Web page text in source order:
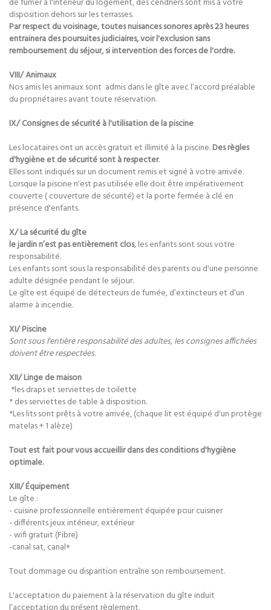
disposition dehors sur les terrasses.
Par respect du voisinage, toutes nuisances sonores après 23 heures
entrainera des poursuites judiciaires, voir l'exclusion sans
remboursement du séjour, si intervention des forces de l'ordre.
VIII/ Animaux
Nos amis les animaux sont admis dans le gîte avec l’accord préalable
du propriétaires avant toute réservation.
IX/ Consignes de sécurité à l'utilisation de la piscine
Les locataires ont un accès gratuit et illimité à la piscine.Des règles
d'hygiène et de sécurité sont à respecter.
Elles sont indiqués sur un document remis et signé à votre arrivée.
Lorsque la piscine n'est pas utilisée elle doit être impérativement
couverte ( couverture de sécurité) et la porte fermée à clé en
présence d'enfants.
X/ La sécurité du gîte
le jardin n’est pas entièrement clos, les enfants sont sous votre
responsabilité.
Les enfants sont sous la responsabilité des parents ou d'une personne
adulte désignée pendant le séjour.
Le gîte est équipé de détecteurs de fumée, d’extincteurs et d’un
alarme à incendie.
XI/ Piscine
Sont sous l'entière responsabilité des adultes, les consignes affichées
doivent être respectées.
XII/ Linge de maison
*les draps et serviettes de toilette
* des serviettes de table à disposition.
*Les lits sont prêts à votre arrivée, (chaque lit est équipé d'un protège
matelas + 1 alèze)
Tout est fait pour vous accueillir dans des conditions d'hygiène
optimale.
XIII/ Équipement
Le gîte :
- cuisine professionnelle entièrement équipée pour cuisiner
- différents jeux intérieur, extérieur
- wifi gratuit (Fibre)
-canal sat, canal+
Tout dommage ou disparition entraîne son remboursement.
L'acceptation du paiement à la réservation du gîte induit